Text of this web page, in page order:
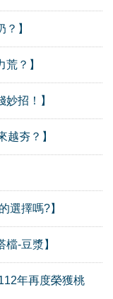
】
？】
招！】
越夯？】
選擇嗎?】
-豆漿】
年再度榮獲桃